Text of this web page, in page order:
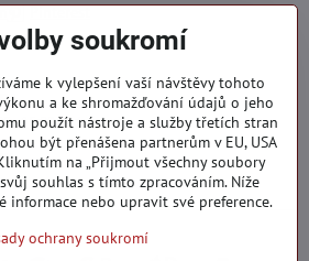
- 15:00 hod.
soukromí
k vylepšení vaší návštěvy tohoto
a ke shromažďování údajů o jeho
použít nástroje a služby třetích stran
být přenášena partnerům v EU, USA
na „Přijmout všechny soubory
souhlas s tímto zpracováním. Níže
informace nebo upravit své preference.
ochrany soukromí